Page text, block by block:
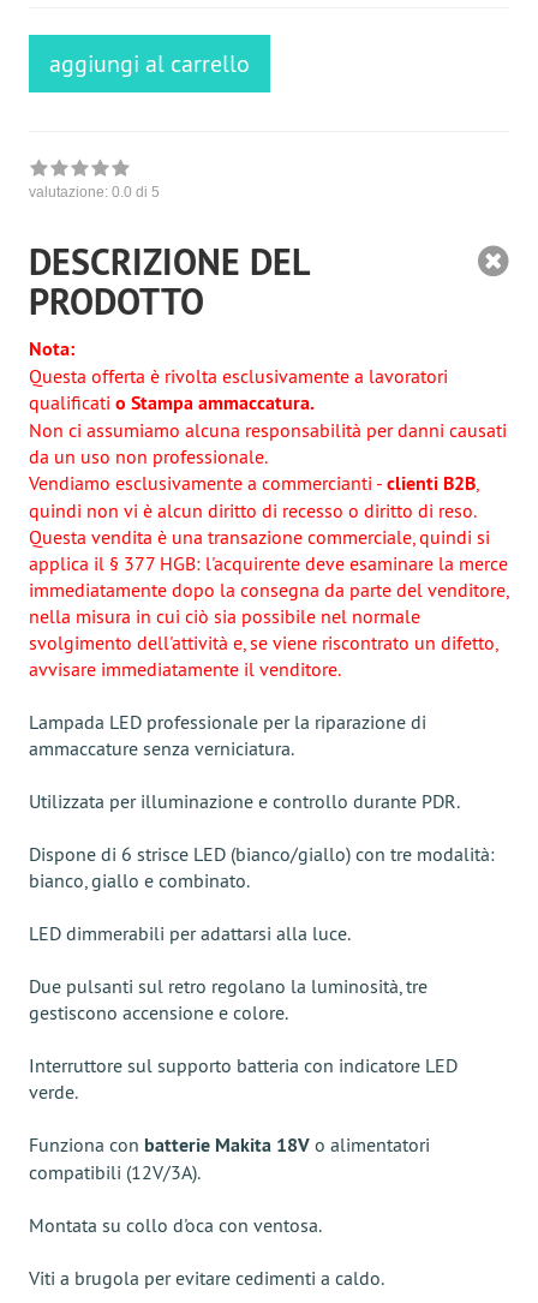
aggiungi al carrello
valutazione: 0.0 di 5
DESCRIZIONE DEL
PRODOTTO
Nota:
Questa offerta è rivolta esclusivamente a lavoratori
qualificati o Stampa ammaccatura.
Non ci assumiamo alcuna responsabilità per danni causati
da un uso non professionale.
Vendiamo esclusivamente a commercianti - clienti B2B
quindi non vi è alcun diritto di recesso o diritto di reso.
Questa vendita è una transazione commerciale, quindi si
applica il § 377 HGB: l'acquirente deve esaminare la merce
immediatamente dopo la consegna da parte del venditore,
nella misura in cui ciò sia possibile nel normale
svolgimento dell'attività e, se viene riscontrato un difetto,
avvisare immediatamente il venditore.
Lampada LED professionale per la riparazione di
ammaccature senza verniciatura.
Utilizzata per illuminazione e controllo durante PDR.
Dispone di 6 strisce LED (bianco/giallo) con tre modalità:
bianco, giallo e combinato.
LED dimmerabili per adattarsi alla luce.
Due pulsanti sul retro regolano la luminosità, tre
gestiscono accensione e colore.
Interruttore sul supporto batteria con indicatore LED
verde.
Funziona con batterie Makita 18V o alimentatori
compatibili (12V/3A).
Montata su collo d'oca con ventosa.
Viti a brugola per evitare cedimenti a caldo.